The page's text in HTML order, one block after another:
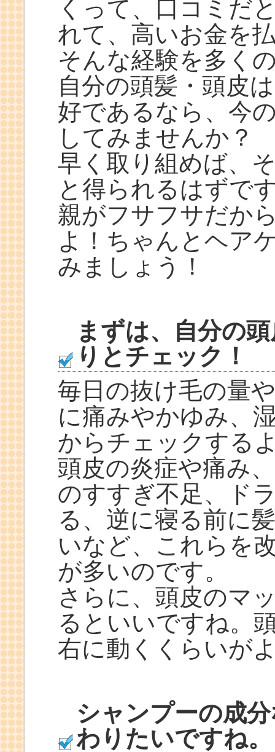
くって、口コミだ
れて、高いお金を
そんな経験を多く
自分の頭髪・頭皮
好であるなら、今
してみませんか？
早く取り組めば、
と得られるはずで
親がフサフサだか
よ！ちゃんとヘア
みましょう！
まずは、自分の
りとチェック！
毎日の抜け毛の量
に痛みやかゆみ、
からチェックする
頭皮の炎症や痛み
のすすぎ不足、ド
る、逆に寝る前に
いなど、これらを
が多いのです。
さらに、頭皮のマ
るといいですね。
右に動くくらいが
シャンプーの成
わりたいですね。